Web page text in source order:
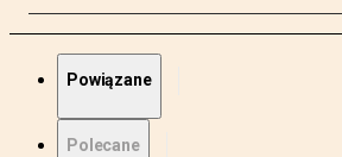
Powiązane
Polecane